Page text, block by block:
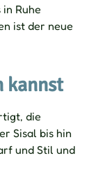
Ruhe
ist der neue
kannst
die
Sisal bis hin
und Stil und